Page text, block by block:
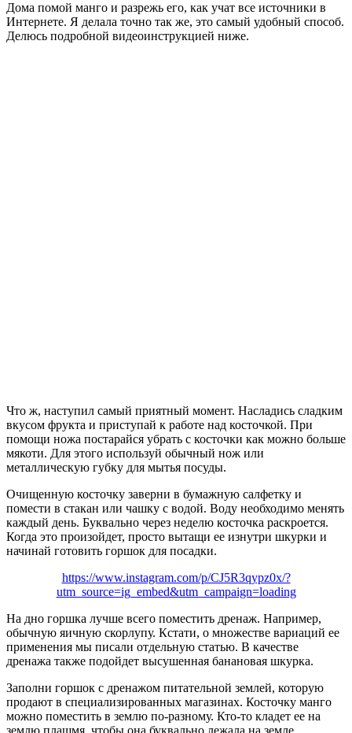
Дома помой манго и разрежь его, как учат все источники в
Интернете. Я делала точно так же, это самый удобный способ.
Делюсь подробной видеоинструкцией ниже.
Что ж, наступил самый приятный момент. Насладись сладким
вкусом фрукта и приступай к работе над косточкой. При
помощи ножа постарайся убрать с косточки как можно больше
мякоти. Для этого используй обычный нож или
металлическую губку для мытья посуды.
Очищенную косточку заверни в бумажную салфетку и
помести в стакан или чашку с водой. Воду необходимо менять
каждый день. Буквально через неделю косточка раскроется.
Когда это произойдет, просто вытащи ее изнутри шкурки и
начинай готовить горшок для посадки.
https://www.instagram.com/p/CJ5R3qypz0x/?
utm_source=ig_embed&utm_campaign=loading
На дно горшка лучше всего поместить дренаж. Например,
обычную яичную скорлупу. Кстати, о множестве вариаций ее
применения мы писали отдельную статью. В качестве
дренажа также подойдет высушенная банановая шкурка.
Заполни горшок с дренажом питательной землей, которую
продают в специализированных магазинах. Косточку манго
можно поместить в землю по-разному. Кто-то кладет ее на